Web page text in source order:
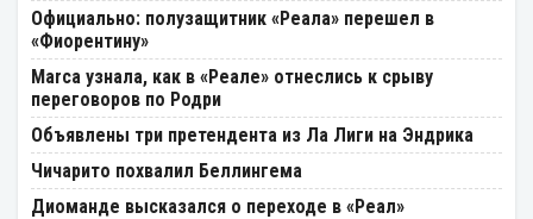
Официально: полузащитник «Реала» перешел в
«Фиорентину»
Marca узнала, как в «Реале» отнеслись к срыву
переговоров по Родри
Объявлены три претендента из Ла Лиги на Эндрика
Чичарито похвалил Беллингема
Диоманде высказался о переходе в «Реал»